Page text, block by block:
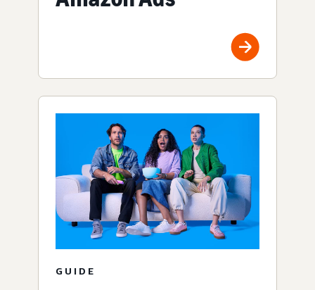
GUIDE